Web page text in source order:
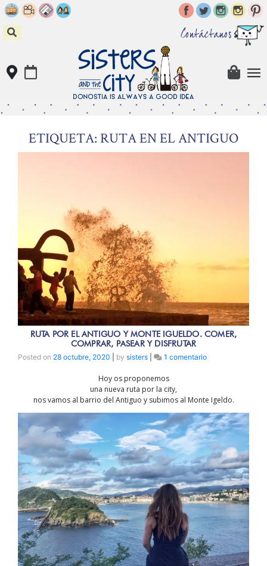
Skip
to
content
Contáctanos
ETIQUETA: RUTA EN EL ANTIGUO
RUTA POR EL ANTIGUO Y MONTE IGUELDO. COMER,
COMPRAR, PASEAR Y DISFRUTAR
Posted on 28 octubre, 2020 by sisters 1 comentarioen
Antiguo
Monte
Igueldo.
Comer,
comprar,
pasear
y
disfrutar
Hoy os proponemos
una nueva ruta por la city,
nos vamos al barrio del Antiguo y subimos al Monte Igeldo.